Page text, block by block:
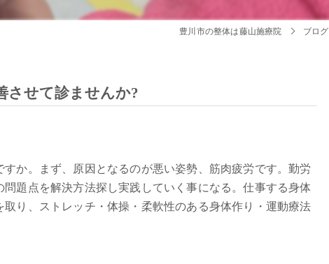
豊川市の整体は藤山施療院 ブログ
させて診ませんか?
か。まず、原因となるのが悪い姿勢、筋肉疲労です。勤労
題点を解決方法探し実践していく事になる。仕事する身体
り、ストレッチ・体操・柔軟性のある身体作り・運動療法